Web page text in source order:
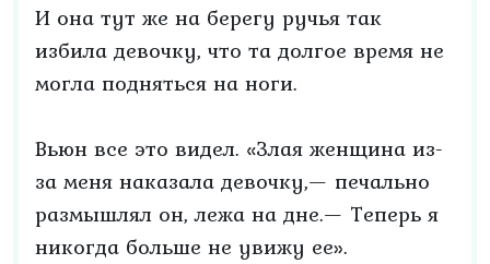
И она тут же на берегу ручья так
избила девочку, что та долгое время не
могла подняться на ноги.
Вьюн все это видел. «Злая женщина из-
за меня наказала девочку,— печально
размышлял он, лежа на дне.— Теперь я
никогда больше не увижу ее».